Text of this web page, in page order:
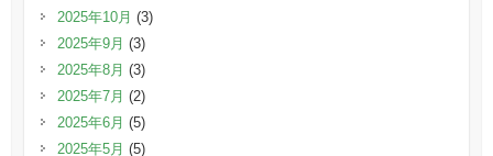
2025年10月 (3)
2025年9月 (3)
2025年8月 (3)
2025年7月 (2)
2025年6月 (5)
2025年5月 (5)